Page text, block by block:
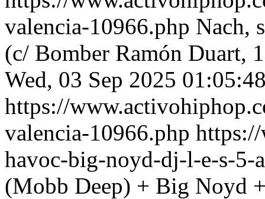
valencia-10966.php Nach,
(c/ Bomber Ramón Duart,
Wed, 03 Sep 2025
https://
valencia-10966.php
havoc-big-noyd-dj-l-e-s-
(Mobb Deep) + Big Noyd